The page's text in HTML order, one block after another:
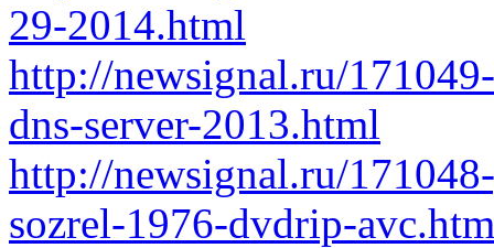
29-2014.html
http://newsignal.ru/
dns-server-2013.html
http://newsignal.ru/
sozrel-1976-dvdrip-